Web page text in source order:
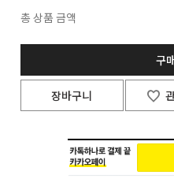
총 상품 금액
구
장바구니